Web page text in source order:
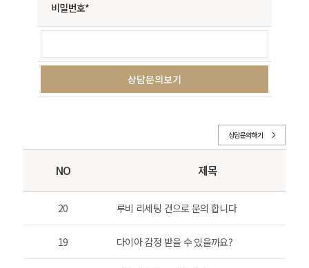
비밀번호*
상담문의하기
NO 제목
20 루비 리세팅 건으로 문의 합니다
19 다이아 감정 받을 수 있을까요?